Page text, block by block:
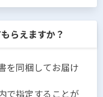
らえますか？
を同梱してお届け
で指定することが